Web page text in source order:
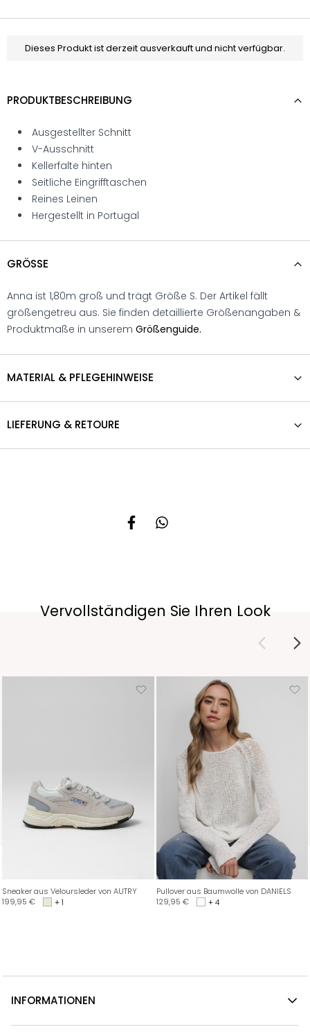
Dieses Produkt ist derzeit ausverkauft und nicht verfügbar.
PRODUKTBESCHREIBUNG
Ausgestellter Schnitt
V-Ausschnitt
Kellerfalte hinten
Seitliche Eingrifftaschen
Reines Leinen
Hergestellt in Portugal
GRÖSSE
Anna ist 1,80m groß und trägt Größe S. Der Artikel fällt
größengetreu aus. Sie finden detaillierte Größenangaben &
Produktmaße in unserem Größenguide.
MATERIAL & PFLEGEHINWEISE
LIEFERUNG & RETOURE
Vervollständigen Sie Ihren Look
Sneaker aus Veloursleder von AUTRY
199,95 € + 1
Pullover aus Baumwolle von DANIELS
129,95 € + 4
INFORMATIONEN